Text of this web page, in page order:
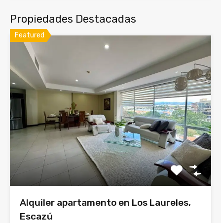
Propiedades Destacadas
Featured
Alquiler apartamento en Los Laureles,
Escazú